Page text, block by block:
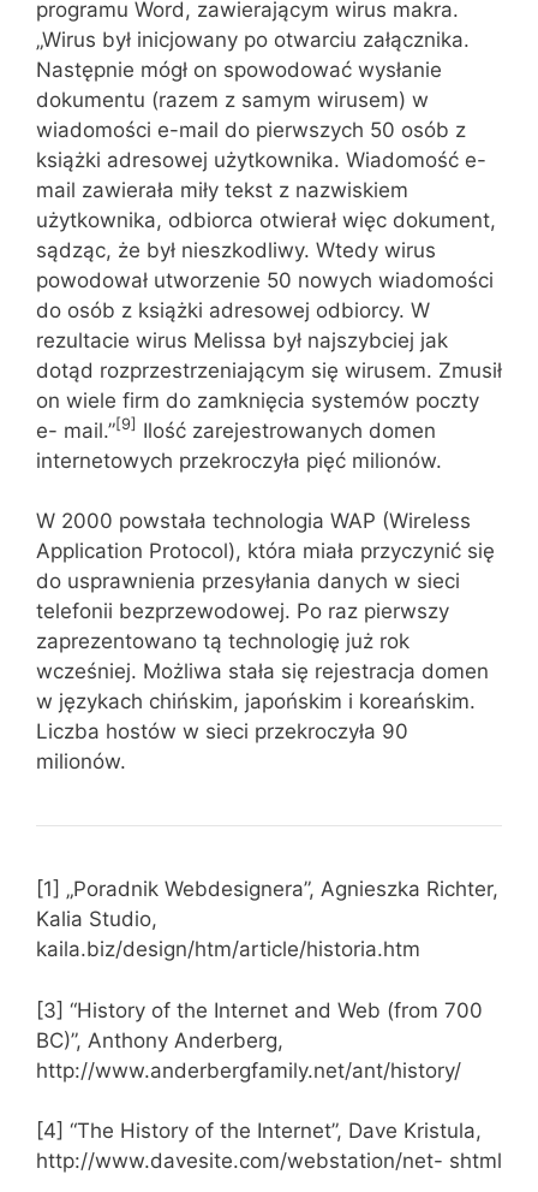
programu Word, zawierającym wirus makra.
„Wirus był inicjowany po otwarciu załącznika.
Następnie mógł on spowodować wysłanie
dokumentu (razem z samym wirusem) w
wiadomości e-mail do pierwszych 50 osób z
książki adresowej użytkownika. Wiadomość e-
mail zawierała miły tekst z nazwiskiem
użytkownika, odbiorca otwierał więc dokument,
sądząc, że był nieszkodliwy. Wtedy wirus
powodował utworzenie 50 nowych wiadomości
do osób z książki adresowej odbiorcy. W
rezultacie wirus Melissa był najszybciej jak
dotąd rozprzestrzeniającym się wirusem. Zmusił
on wiele firm do zamknięcia systemów poczty
e- mail.”[9] Ilość zarejestrowanych domen
internetowych przekroczyła pięć milionów.
W 2000 powstała technologia WAP (Wireless
Application Protocol), która miała przyczynić się
do usprawnienia przesyłania danych w sieci
telefonii bezprzewodowej. Po raz pierwszy
zaprezentowano tą technologię już rok
wcześniej. Możliwa stała się rejestracja domen
w językach chińskim, japońskim i koreańskim.
Liczba hostów w sieci przekroczyła 90
milionów.
[1] „Poradnik Webdesignera”, Agnieszka Richter,
Kalia Studio,
kaila.biz/design/htm/article/historia.htm
[3] “History of the Internet and Web (from 700
BC)”, Anthony Anderberg,
http://www.anderbergfamily.net/ant/history/
[4] “The History of the Internet”, Dave Kristula,
http://www.davesite.com/webstation/net- shtml